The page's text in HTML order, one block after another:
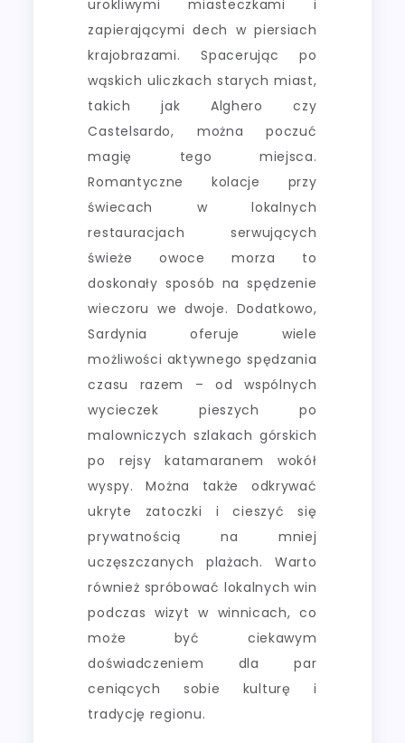
urokliwymi miasteczkami i
zapierającymi dech w piersiach
krajobrazami. Spacerując po
wąskich uliczkach starych miast,
takich jak Alghero czy
Castelsardo, można poczuć
magię tego miejsca.
Romantyczne kolacje przy
świecach w lokalnych
restauracjach serwujących
świeże owoce morza to
doskonały sposób na spędzenie
wieczoru we dwoje. Dodatkowo,
Sardynia oferuje wiele
możliwości aktywnego spędzania
czasu razem – od wspólnych
wycieczek pieszych po
malowniczych szlakach górskich
po rejsy katamaranem wokół
wyspy. Można także odkrywać
ukryte zatoczki i cieszyć się
prywatnością na mniej
uczęszczanych plażach. Warto
również spróbować lokalnych win
podczas wizyt w winnicach, co
może być ciekawym
doświadczeniem dla par
ceniących sobie kulturę i
tradycję regionu.